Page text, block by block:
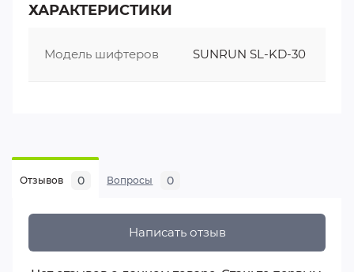
ХАРАКТЕРИСТИКИ
Модель шифтеров SUNRUN SL-KD-30
Отзывов 0 Вопросы 0
Написать отзыв